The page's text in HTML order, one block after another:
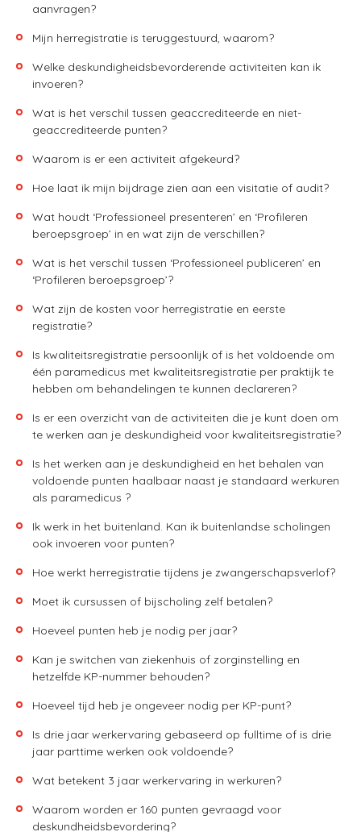
aanvragen?
Mijn herregistratie is teruggestuurd, waarom?
Welke deskundigheidsbevorderende activiteiten kan ik
invoeren?
Wat is het verschil tussen geaccrediteerde en niet-
geaccrediteerde punten?
Waarom is er een activiteit afgekeurd?
Hoe laat ik mijn bijdrage zien aan een visitatie of audit?
Wat houdt ‘Professioneel presenteren’ en ‘Profileren
beroepsgroep’ in en wat zijn de verschillen?
Wat is het verschil tussen ‘Professioneel publiceren’ en
‘Profileren beroepsgroep’?
Wat zijn de kosten voor herregistratie en eerste
registratie?
Is kwaliteitsregistratie persoonlijk of is het voldoende om
één paramedicus met kwaliteitsregistratie per praktijk te
hebben om behandelingen te kunnen declareren?
Is er een overzicht van de activiteiten die je kunt doen om
te werken aan je deskundigheid voor kwaliteitsregistratie?
Is het werken aan je deskundigheid en het behalen van
voldoende punten haalbaar naast je standaard werkuren
als paramedicus ?
Ik werk in het buitenland. Kan ik buitenlandse scholingen
ook invoeren voor punten?
Hoe werkt herregistratie tijdens je zwangerschapsverlof?
Moet ik cursussen of bijscholing zelf betalen?
Hoeveel punten heb je nodig per jaar?
Kan je switchen van ziekenhuis of zorginstelling en
hetzelfde KP-nummer behouden?
Hoeveel tijd heb je ongeveer nodig per KP-punt?
Is drie jaar werkervaring gebaseerd op fulltime of is drie
jaar parttime werken ook voldoende?
Wat betekent 3 jaar werkervaring in werkuren?
Waarom worden er 160 punten gevraagd voor
deskundheidsbevordering?